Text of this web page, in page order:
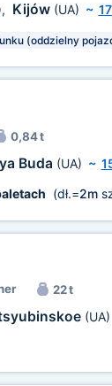
, Kijów (UA) ~
(oddzielny
0,84 t
Buda (UA) ~
(dł.=2m
22 t
(UA)